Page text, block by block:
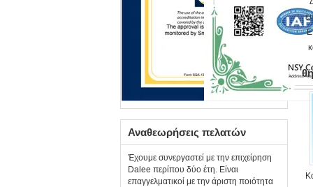
Αναθεωρήσεις πελατών
Έχουμε συνεργαστεί με την επιχείρηση
Dalee περίπου δύο έτη. Είναι
επαγγελματικοί με την άριστη ποιότητα